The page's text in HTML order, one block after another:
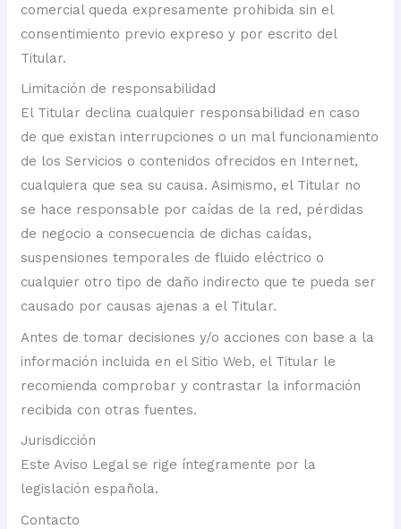
comercial queda expresamente prohibida sin el
consentimiento previo expreso y por escrito del
Titular.
Limitación de responsabilidad
El Titular declina cualquier responsabilidad en caso
de que existan interrupciones o un mal funcionamiento
de los Servicios o contenidos ofrecidos en Internet,
cualquiera que sea su causa. Asimismo, el Titular no
se hace responsable por caídas de la red, pérdidas
de negocio a consecuencia de dichas caídas,
suspensiones temporales de fluido eléctrico o
cualquier otro tipo de daño indirecto que te pueda ser
causado por causas ajenas a el Titular.
Antes de tomar decisiones y/o acciones con base a la
información incluida en el Sitio Web, el Titular le
recomienda comprobar y contrastar la información
recibida con otras fuentes.
Jurisdicción
Este Aviso Legal se rige íntegramente por la
legislación española.
Contacto